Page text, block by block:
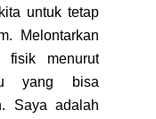
untuk tetap
Melontarkan
fisik menurut
yang bisa
Saya adalah